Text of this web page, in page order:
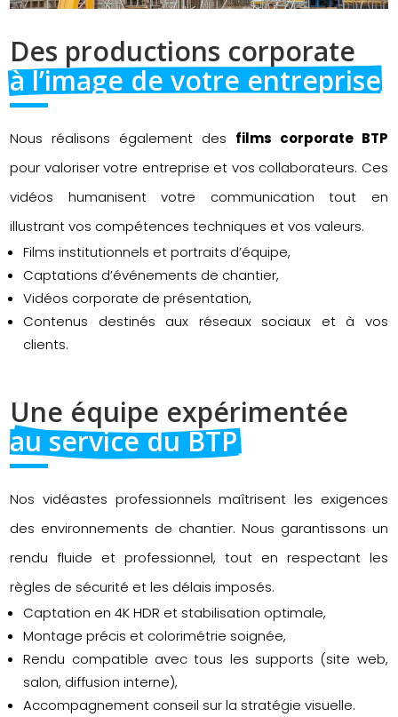
Des productions corporate
à l’image de votre entreprise
Nous réalisons également des films corporate BTP
pour valoriser votre entreprise et vos collaborateurs. Ces
vidéos humanisent votre communication tout en
illustrant vos compétences techniques et vos valeurs.
Films institutionnels et portraits d’équipe,
Captations d’événements de chantier,
Vidéos corporate de présentation,
Contenus destinés aux réseaux sociaux et à vos
clients.
Une équipe expérimentée
au service du BTP
Nos vidéastes professionnels maîtrisent les exigences
des environnements de chantier. Nous garantissons un
rendu fluide et professionnel, tout en respectant les
règles de sécurité et les délais imposés.
Captation en 4K HDR et stabilisation optimale,
Montage précis et colorimétrie soignée,
Rendu compatible avec tous les supports (site web,
salon, diffusion interne),
Accompagnement conseil sur la stratégie visuelle.